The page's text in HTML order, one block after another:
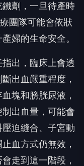
劑，一旦待產時
團隊可能會依狀
婦的生命安全。
出，臨床上會透
出血嚴重程度，
塊和膀胱尿液，
出血量，可能會
迫縫合、子宮動
血方式仍無效，
走到這一階段，